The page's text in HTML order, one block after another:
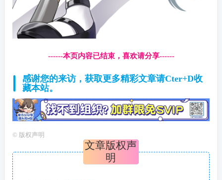
------本页内容已结束，喜欢请分享------
感谢您的来访，获取更多精彩文章请Cter+D收
藏本站。
© 版权声明
文章版权声
明